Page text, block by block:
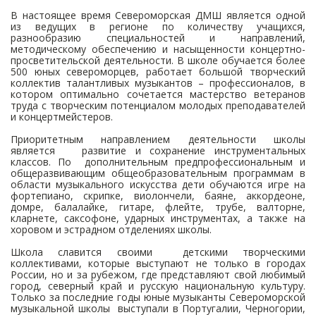
В настоящее время Североморская ДМШ является одной
из ведущих в регионе по количеству учащихся,
разнообразию специальностей и направлений,
методическому обеспечению и насыщенности концертно-
просветительской деятельности. В школе обучается более
500 юных североморцев, работает большой творческий
коллектив талантливых музыкантов – профессионалов, в
котором оптимально сочетается мастерство ветеранов
труда с творческим потенциалом молодых преподавателей
и концертмейстеров.
Приоритетным направлением деятельности школы
является развитие и сохранение инструментальных
классов. По дополнительным предпрофессиональным и
общеразвивающим общеобразовательным программам в
области музыкального искусства дети обучаются игре на
фортепиано, скрипке, виолончели, баяне, аккордеоне,
домре, балалайке, гитаре, флейте, трубе, валторне,
кларнете, саксофоне, ударных инструментах, а также на
хоровом и эстрадном отделениях школы.
Школа славится своими детскими творческими
коллективами, которые выступают не только в городах
России, но и за рубежом, где представляют свой любимый
город, северный край и русскую национальную культуру.
Только за последние годы юные музыканты Североморской
музыкальной школы выступали в Португалии, Черногории,